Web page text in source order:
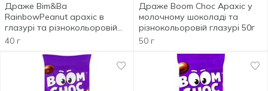
Драже Bim&Ba
RainbowPeanut арахіс в
глазурі та різнокольоровій
оболонці 40г
40 г
Драже Boom Choc Арахіс у
молочному шоколаді та
різнокольоровій глазурі 50г
50 г